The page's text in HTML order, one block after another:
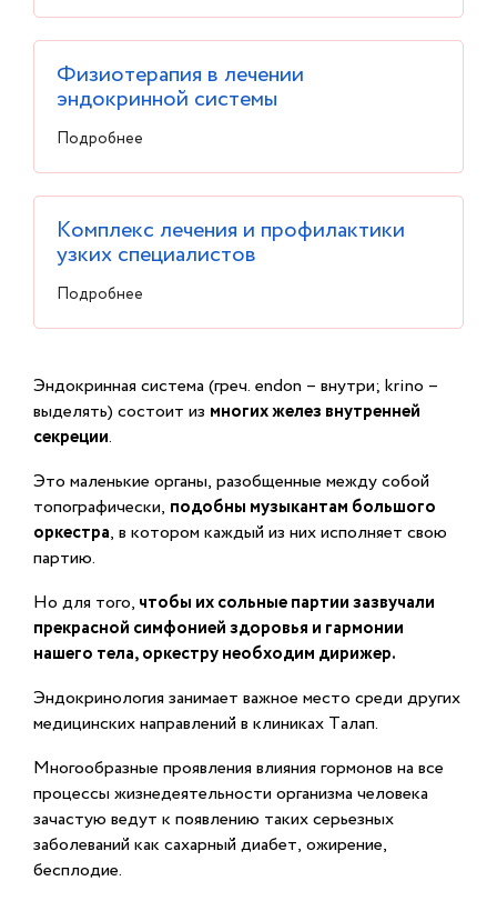
Физиотерапия в лечении
эндокринной системы
Подробнее
Комплекс лечения и профилактики
узких специалистов
Подробнее
Эндокринная система (греч. endon – внутри; krino –
выделять) состоит из многих желез внутренней
секреции.
Это маленькие органы, разобщенные между собой
топографически, подобны музыкантам большого
оркестра, в котором каждый из них исполняет свою
партию.
Но для того, чтобы их сольные партии зазвучали
прекрасной симфонией здоровья и гармонии
нашего тела, оркестру необходим дирижер.
Эндокринология занимает важное место среди других
медицинских направлений в клиниках Талап.
Многообразные проявления влияния гормонов на все
процессы жизнедеятельности организма человека
зачастую ведут к появлению таких серьезных
заболеваний как сахарный диабет, ожирение,
бесплодие.